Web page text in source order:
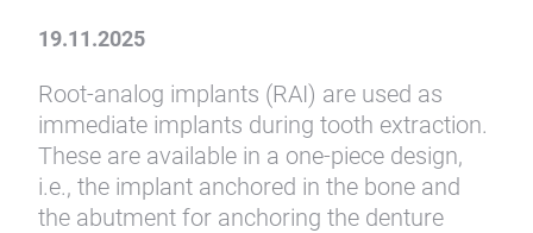
19.11.2025
Root-analog implants (RAI) are used as
immediate implants during tooth extraction.
These are available in a one-piece design,
i.e., the implant anchored in the bone and
the abutment for anchoring the denture